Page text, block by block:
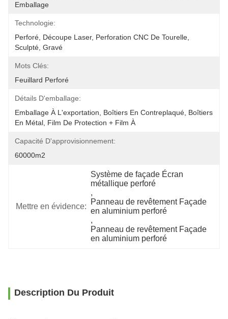
Emballage
Technologie:
Perforé, Découpe Laser, Perforation CNC De Tourelle,
Sculpté, Gravé
Mots Clés:
Feuillard Perforé
Détails D'emballage:
Emballage À L'exportation, Boîtiers En Contreplaqué, Boîtiers
En Métal, Film De Protection + Film À
Capacité D'approvisionnement:
60000m2
Mettre en évidence:
Système de façade Écran
métallique perforé
,
Panneau de revêtement Façade
en aluminium perforé
,
Panneau de revêtement Façade
en aluminium perforé
Description Du Produit